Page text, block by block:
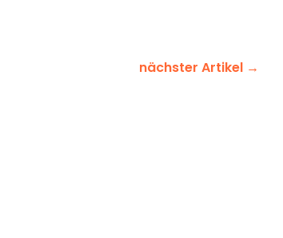
nächster Artikel →